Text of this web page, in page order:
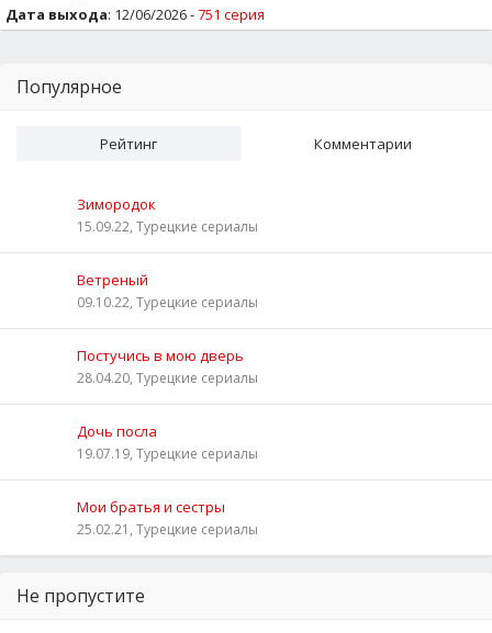
Дата выхода: 12/06/2026 -751 серия
Популярное
Рейтинг Комментарии
Зимородок
15.09.22, Турецкие сериалы
Ветреный
09.10.22, Турецкие сериалы
Постучись в мою дверь
28.04.20, Турецкие сериалы
Дочь посла
19.07.19, Турецкие сериалы
Мои братья и сестры
25.02.21, Турецкие сериалы
Не пропустите